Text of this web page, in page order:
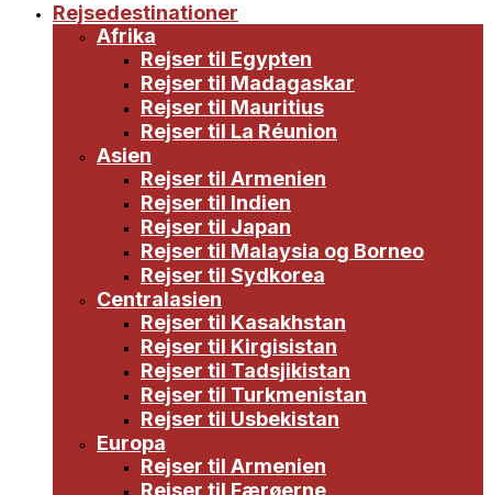
Rejsedestinationer
Afrika
Rejser til Egypten
Rejser til Madagaskar
Rejser til Mauritius
Rejser til La Réunion
Asien
Rejser til Armenien
Rejser til Indien
Rejser til Japan
Rejser til Malaysia og Borneo
Rejser til Sydkorea
Centralasien
Rejser til Kasakhstan
Rejser til Kirgisistan
Rejser til Tadsjikistan
Rejser til Turkmenistan
Rejser til Usbekistan
Europa
Rejser til Armenien
Rejser til Færøerne